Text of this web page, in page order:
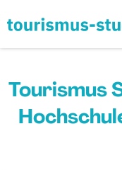
Tourismus